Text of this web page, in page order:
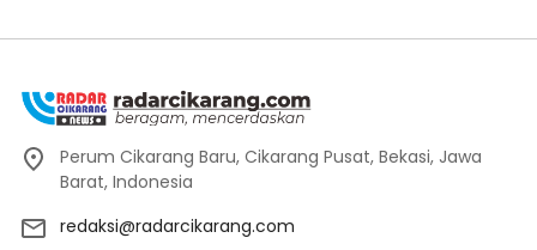
Perum Cikarang Baru, Cikarang Pusat, Bekasi, Jawa
Barat, Indonesia
redaksi@radarcikarang.com